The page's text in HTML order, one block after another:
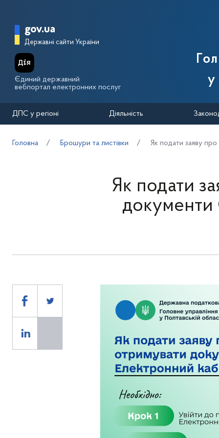
Головна сторінка Державної
gov.ua
Державні сайти України
Єдиний державний
вебпортал електронних послуг
у
ДПС у регіоні Діяльність
Головна Брошури та листівки Як подати заяву
Як подати
документи